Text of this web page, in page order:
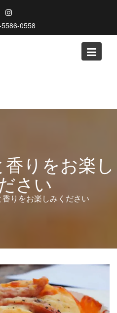
0558
りをお楽し
さい
りをお楽しみください